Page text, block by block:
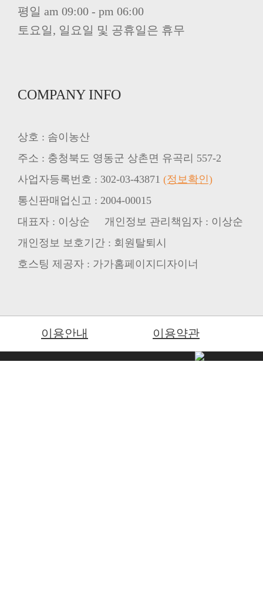
평일 am 09:00 - pm 06:00
토요일, 일요일 및 공휴일은 휴무
COMPANY INFO
상호 : 솜이농산
주소 : 충청북도 영동군 상촌면 유곡리 557-2
사업자등록번호 : 302-03-43871 (정보확인)
통신판매업신고 : 2004-00015
대표자 : 이상순 개인정보 관리책임자 : 이상순
개인정보 보호기간 : 회원탈퇴시
호스팅 제공자 : 가가홈페이지디자이너
이용안내 이용약관